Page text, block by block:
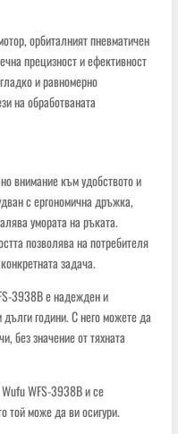
орбиталният пневматичен
прецизност и ефективност
и равномерно
на обработваната
внимание към удобството и
с ергономична дръжка,
умората на ръката.
позволява на потребителя
задача.
3938B е надежден и
години. С него можете да
без значение от тяхната
WFS-3938B и се
той може да ви осигури.